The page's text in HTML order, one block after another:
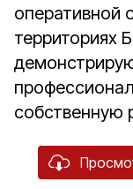
оперативной
территориях
собственную